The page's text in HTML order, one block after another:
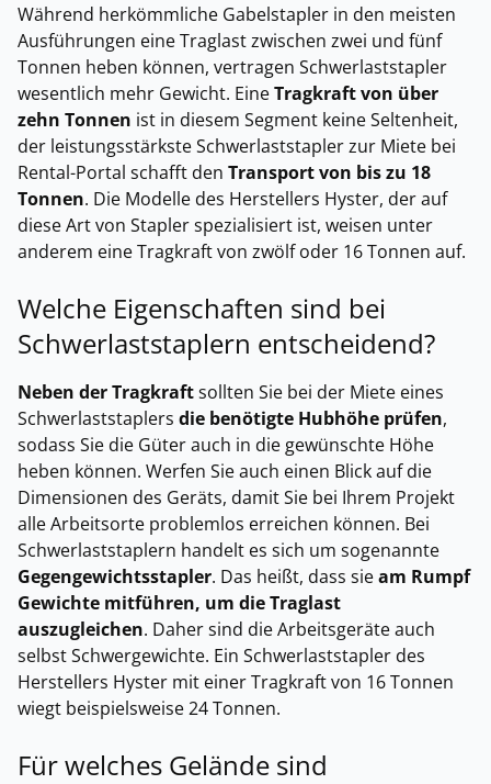
Während herkömmliche Gabelstapler in den meisten
Ausführungen eine Traglast zwischen zwei und fünf
Tonnen heben können, vertragen Schwerlaststapler
wesentlich mehr Gewicht. EineTragkraft von über
zehn Tonnen ist in diesem Segment keine Seltenheit,
der leistungsstärkste Schwerlaststapler zur Miete bei
Rental-Portal schafft den Transport von bis zu 18
Tonnen. Die Modelle des Herstellers Hyster, der auf
diese Art von Stapler spezialisiert ist, weisen unter
anderem eine Tragkraft von zwölf oder 16 Tonnen auf.
Welche Eigenschaften sind bei
Schwerlaststaplern entscheidend?
Neben der Tragkraftsollten Sie bei der Miete eines
Schwerlaststaplers die benötigte Hubhöhe prüfen,
sodass Sie die Güter auch in die gewünschte Höhe
heben können. Werfen Sie auch einen Blick auf die
Dimensionen des Geräts, damit Sie bei Ihrem Projekt
alle Arbeitsorte problemlos erreichen können. Bei
Schwerlaststaplern handelt es sich um sogenannte
Gegengewichtsstapler. Das heißt, dass sieam Rumpf
Gewichte mitführen, um die Traglast
auszugleichen. Daher sind die Arbeitsgeräte auch
selbst Schwergewichte. Ein Schwerlaststapler des
Herstellers Hyster mit einer Tragkraft von 16 Tonnen
wiegt beispielsweise 24 Tonnen.
Für welches Gelände sind